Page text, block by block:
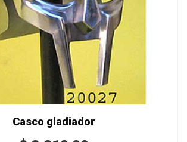
Casco gladiador